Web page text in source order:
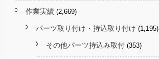
作業実績 (2,669)
パーツ取り付け・持込取り付け (1,195)
その他パーツ持込み取付 (353)